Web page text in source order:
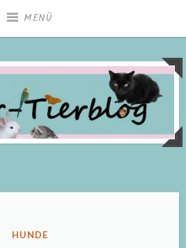
MENÜ
VERÖFFENTLICHT
HUNDE